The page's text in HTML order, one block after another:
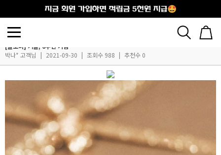
출석체크
[풀오더] 커플, 6주년 기념
박나* 고객님
| 2021-09-30 | 조회수 988 | 추천수 0